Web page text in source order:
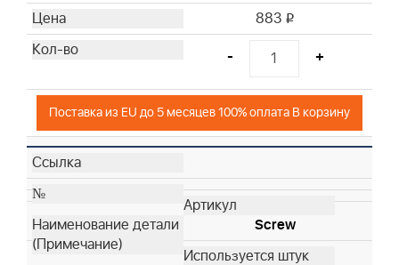
883 i
- +
Поставка из EU до 5 месяцев 100% оплата В корзину
Screw